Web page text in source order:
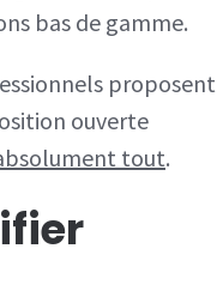
bas de gamme.
proposent
ouverte
tout.